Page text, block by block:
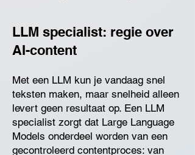
LLM specialist: regie over
AI-content
Met een LLM kun je vandaag snel
teksten maken, maar snelheid alleen
levert geen resultaat op. Een LLM
specialist zorgt dat Large Language
Models onderdeel worden van een
gecontroleerd contentproces: van